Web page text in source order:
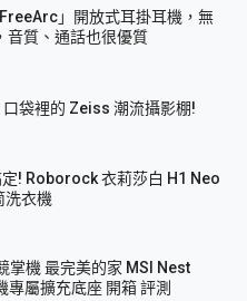
」開放式耳掛耳機，無
音質、通話也很優質
袋裡的 Zeiss 潮流攝影棚!
! Roborock 衣莉莎白 H1 Neo
洗衣機
掌機 最完美的家 MSI Nest
屬擴充底座 開箱 評測